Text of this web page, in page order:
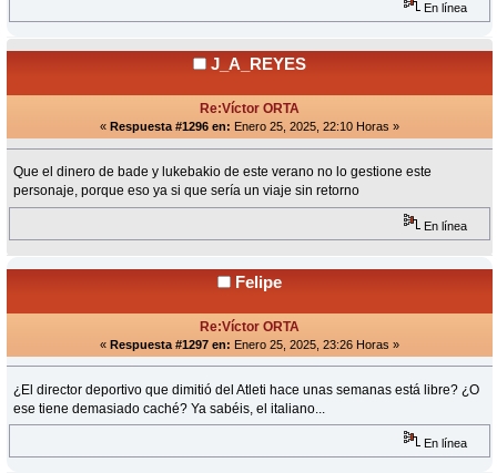
En línea
J_A_REYES
Re:Víctor ORTA
« Respuesta #1296 en: Enero 25, 2025, 22:10 Horas »
Que el dinero de bade y lukebakio de este verano no lo gestione este
personaje, porque eso ya si que sería un viaje sin retorno
En línea
Felipe
Re:Víctor ORTA
« Respuesta #1297 en: Enero 25, 2025, 23:26 Horas »
¿El director deportivo que dimitió del Atleti hace unas semanas está libre? ¿O
ese tiene demasiado caché? Ya sabéis, el italiano...
En línea